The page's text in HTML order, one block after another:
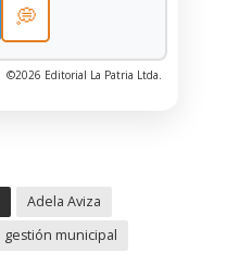
💭
©2026 Editorial La Patria Ltda.
Adela Aviza
gestión municipal